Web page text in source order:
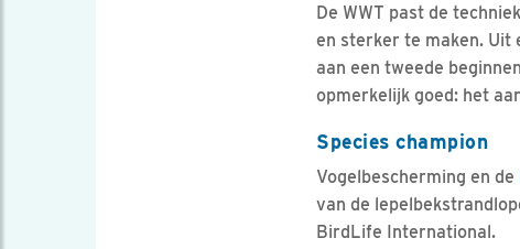
De WWT past de
en sterker te maken. Uit
aan een tweede
opmerkelijk goed: het
Species champion
Vogelbescherming en de
van de
BirdLife International.